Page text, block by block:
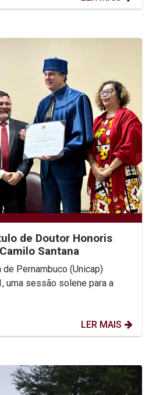
de Doutor Honoris
Santana
Pernambuco (Unicap)
uma sessão solene para a
LER MAIS